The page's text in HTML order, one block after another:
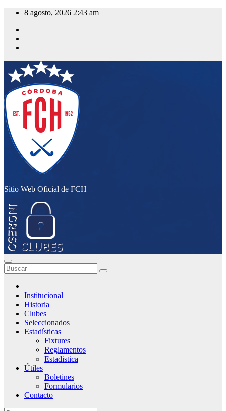
Saltar
contenido
8 agosto, 2026 2:43 am
Sitio Web Oficial de FCH
Institucional
Historia
Clubes
Seleccionados
Estadísticas
Fixtures
Reglamentos
Estadistica
Útiles
Boletines
Formularios
Contacto